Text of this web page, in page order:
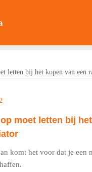
moet letten bij
komt het voor dat je een